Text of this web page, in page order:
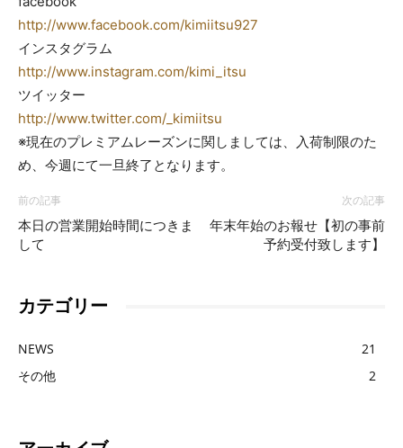
http://www.facebook.com/kimiitsu927
インスタグラム
http://www.instagram.com/kimi_itsu
ツイッター
http://www.twitter.com/_kimiitsu
※現在のプレミアムレーズンに関しましては、入荷制限のた
め、今週にて一旦終了となります。
前の記事
本日の営業開始時間につきま
して
次の記事
年末年始のお報せ【初の事前
予約受付致します】
カテゴリー
NEWS
21
その他
2